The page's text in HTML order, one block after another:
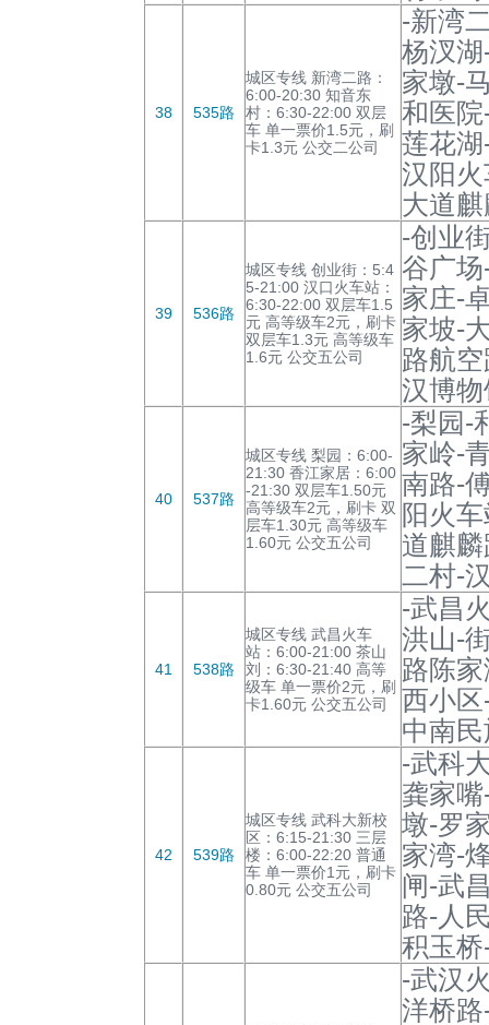
38 535路
城区专线 新湾二路：
6:00-20:30 知音东
村：6:30-22:00 双层
车 单一票价1.5元，刷
卡1.3元 公交二公司
-新湾
杨汊
家墩-
和医
莲花
汉阳
大道
39 536路
城区专线 创业街：5:4
5-21:00 汉口火车站：
6:30-22:00 双层车1.5
元 高等级车2元，刷卡
双层车1.3元 高等级车
1.6元 公交五公司
-创业
谷广
家庄-
家坡-
路航
汉博
40 537路
城区专线 梨园：6:00-
21:30 香江家居：6:00
-21:30 双层车1.50元
高等级车2元，刷卡 双
层车1.30元 高等级车
1.60元 公交五公司
-梨园-
家岭-
南路-
阳火
道麒
二村-
41 538路
城区专线 武昌火车
站：6:00-21:00 茶山
刘：6:30-21:40 高等
级车 单一票价2元，刷
卡1.60元 公交五公司
-武昌
洪山-
路陈
西小
中南
42 539路
城区专线 武科大新校
区：6:15-21:30 三层
楼：6:00-22:20 普通
车 单一票价1元，刷卡
0.80元 公交五公司
-武科
龚家
墩-罗
家湾-
闸-武
路-人
积玉
-武汉
洋桥